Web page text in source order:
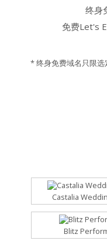
终身
免费Let's
* 终身免费域名只限
Castalia
Blitz